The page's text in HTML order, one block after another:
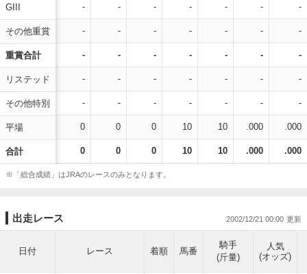
GIII
その他重賞
重賞合計
リステッド
その他特別
平場
合計
- - - - - - -
- - - - - - -
- - - - - - -
- - - - - - -
- - - - - - -
0 0 0 10 10 .000 .000
0 0 0 10 10 .000 .000
※「総合成績」はJRAのレースのみとなります。
出走レース 2002/12/21 00:00
日付 レース 着順 馬番
騎手
(斤量)
人気
(オッズ)